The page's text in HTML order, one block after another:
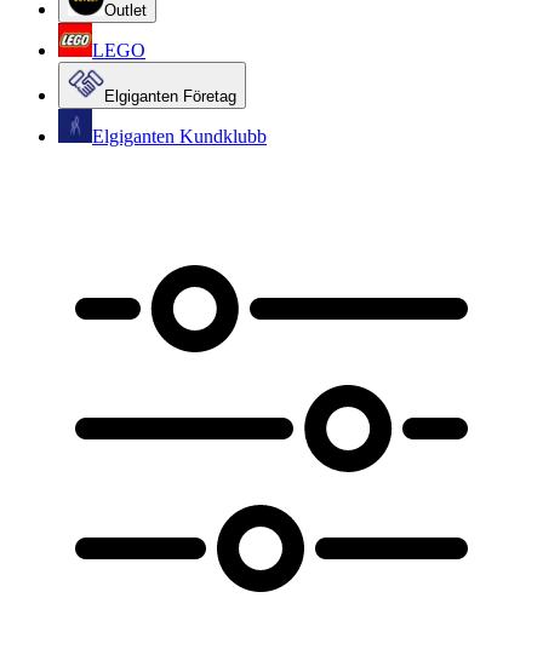
Outlet
LEGO
Elgiganten Företag
Elgiganten Kundklubb